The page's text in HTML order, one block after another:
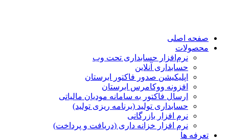
صفحه اصلی
محصولات
نرم‌افزار حسابداری تحت وب
حسابداری آنلاین
اپلیکیشن صدور فاکتور ابرستان
افزونه ووکامرس ابرستان
ارسال فاکتور به سامانه مودیان مالیاتی
حسابداری تولید (برنامه ریزی تولید)
نرم افزار بازرگانی
نرم افزار خزانه داری (دریافت و پرداخت)
تعرفه ها